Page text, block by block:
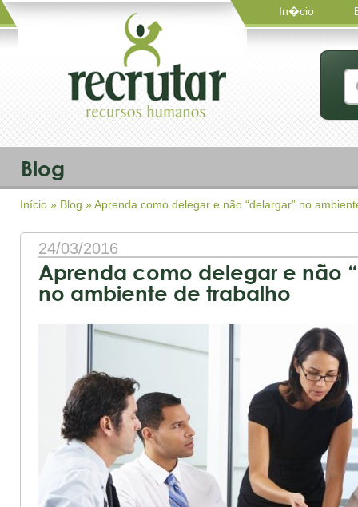
In�cio
Blog
Início » Blog » Aprenda como delegar e não “delargar” no
24/03/2016
Aprenda como delegar e não
no ambiente de trabalho